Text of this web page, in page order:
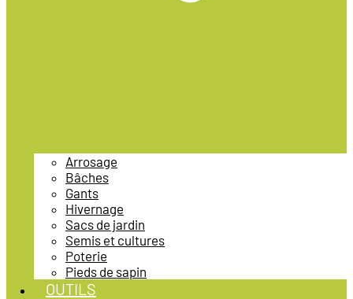
Arrosage
Bâches
Gants
Hivernage
Sacs de jardin
Semis et cultures
Poterie
Pieds de sapin
OUTILS